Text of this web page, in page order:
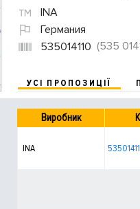
INA
Германия
535014110 (535
УСІ ПРОПОЗИЦІЇ
Виробник
INA